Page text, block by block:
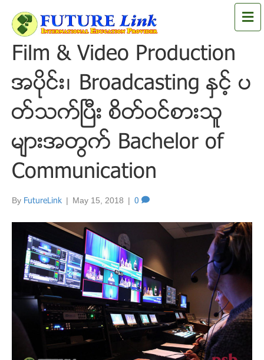
e
Film & Video Production
အပုိင္း၊ Broadcasting ႏွင့္ ပ
တ္သက္ၿပီး စိတ္ဝင္စားသူ
မ်ားအတြက္ Bachelor of
Communication
By FutureLink | May 15, 2018 | 0